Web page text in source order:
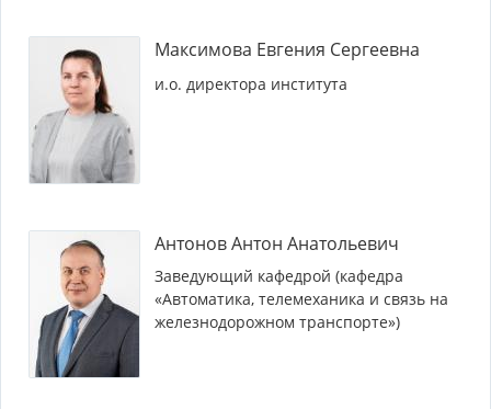
Максимова Евгения Сергеевна
и.о. директора института
Антонов Антон Анатольевич
Заведующий кафедрой (кафедра
«Автоматика, телемеханика и связь на
железнодорожном транспорте»)